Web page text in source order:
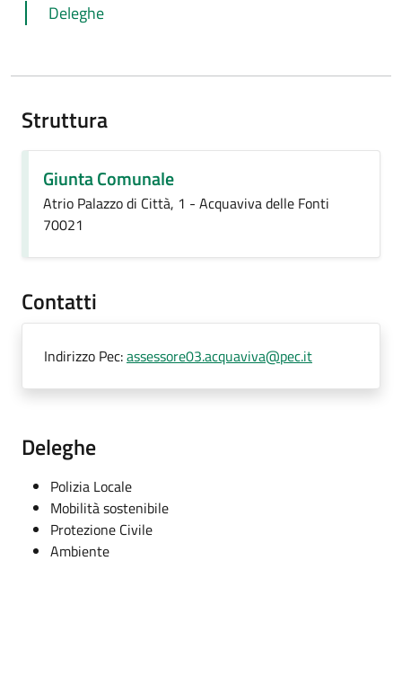
Deleghe
Struttura
Giunta Comunale
Atrio Palazzo di Città, 1 - Acquaviva delle Fonti
70021
Contatti
Indirizzo Pec:assessore03.acquaviva@pec.it
Deleghe
Polizia Locale
Mobilità sostenibile
Protezione Civile
Ambiente